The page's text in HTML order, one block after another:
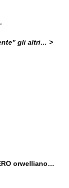
gli altri… >
orwelliano…